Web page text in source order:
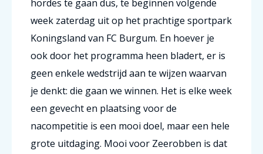
hordes te gaan dus, te beginnen volgende
week zaterdag uit op het prachtige sportpark
Koningsland van FC Burgum. En hoever je
ook door het programma heen bladert, er is
geen enkele wedstrijd aan te wijzen waarvan
je denkt: die gaan we winnen. Het is elke week
een gevecht en plaatsing voor de
nacompetitie is een mooi doel, maar een hele
grote uitdaging. Mooi voor Zeerobben is dat